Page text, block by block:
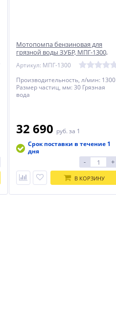
Мотопомпа бензиновая для
грязной воды ЗУБР, МПГ-1300,
Артикул: МПГ-1300
Производительность, л/мин: 1300
Размер частиц, мм: 30 Грязная
вода
32 690 руб. за 1
Срок поставки в течение 1
дня
- +
В КОРЗИНУ